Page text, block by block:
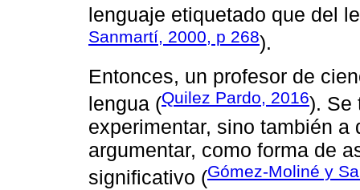
lenguaje etiquetado que del
Sanmartí, 2000, p 268).
Entonces, un profesor de
lengua (Quilez Pardo, 2016). Se
experimentar, sino también
argumentar, como forma de
significativo (Gómez-Moliné y